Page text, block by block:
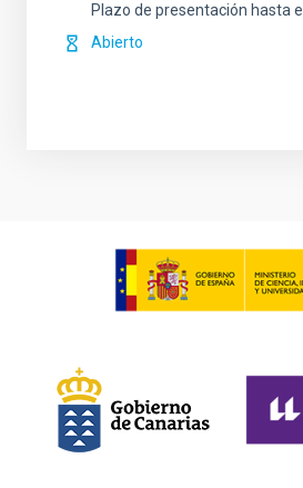
Plazo de presentación hasta el
Abierto